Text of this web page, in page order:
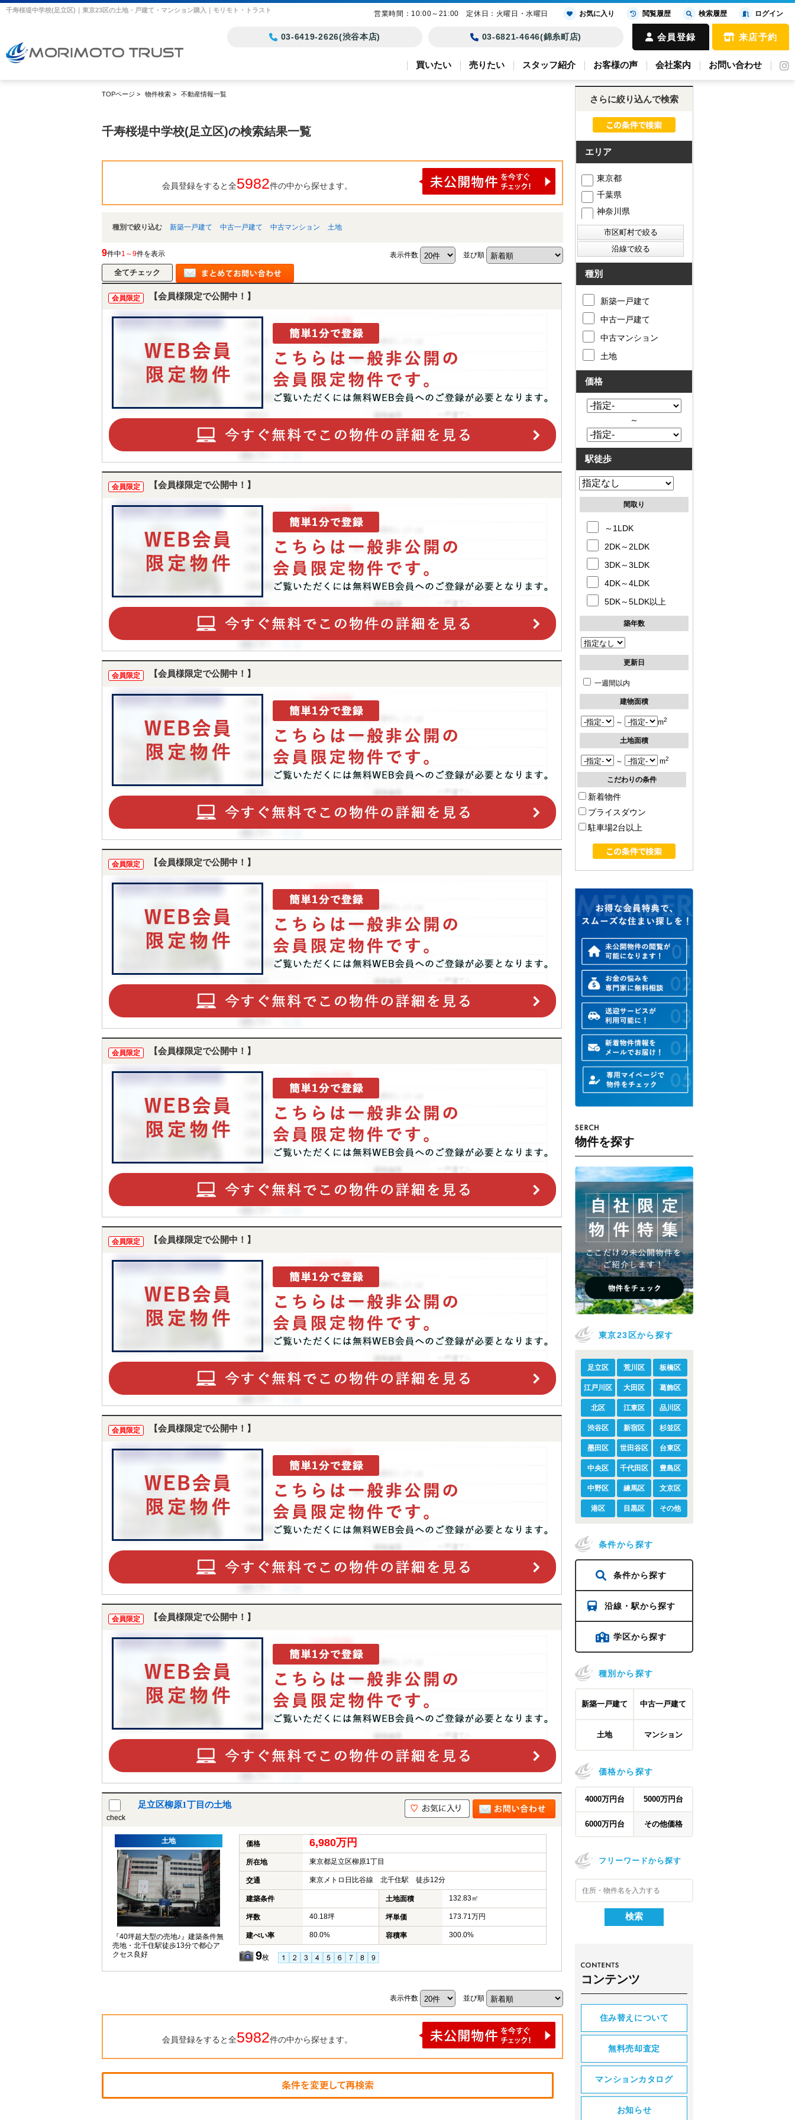
千寿桜堤中学校(足立区)｜東京23区の土地・戸建て・マンション購入｜モリモト・トラスト
03-6419-2626(渋谷本店) 03-6821-4646(錦糸町店) 会員登録 来店予約
買いたい 売りたい スタッフ紹介 お客様の声 会社案内 お問い合わせ
TOPページ > 物件検索 > 不動産情報一覧
千寿桜堤中学校(足立区)の検索結果一覧
会員登録をすると全5982件の中から探せます。
種別で絞り込む 新築一戸建て 中古一戸建て 中古マンション 土地
9件中1～9件を表示 表示件数 並び順
会員限定 【会員様限定で公開中！】
会員限定 【会員様限定で公開中！】
会員限定 【会員様限定で公開中！】
会員限定 【会員様限定で公開中！】
会員限定 【会員様限定で公開中！】
会員限定 【会員様限定で公開中！】
会員限定 【会員様限定で公開中！】
会員限定 【会員様限定で公開中！】
check
足立区柳原1丁目の土地
土地
『40坪超大型の売地♪』建築条件無
売地・北千住駅徒歩13分で都心ア
クセス良好
価格 6,980万円
所在地 東京都足立区柳原1丁目
交通 東京メトロ日比谷線 北千住駅 徒歩12分
建築条件 土地面積 132.83㎡
坪数 40.18坪 坪単価 173.71万円
建ぺい率 80.0% 容積率 300.0%
9枚
表示件数 並び順
会員登録をすると全5982件の中から探せます。
さらに絞り込んで検索
エリア
東京都
千葉県
神奈川県
種別
新築一戸建て
中古一戸建て
中古マンション
土地
価格
～
駅徒歩
間取り
～1LDK
2DK～2LDK
3DK～3LDK
4DK～4LDK
5DK～5LDK以上
築年数
更新日
一週間以内
建物面積
～ m2
土地面積
～ m2
こだわりの条件
新着物件
プライスダウン
駐車場2台以上
物件を探す
東京23区から探す
足立区 荒川区 板橋区
江戸川区 大田区 葛飾区
北区 江東区 品川区
渋谷区 新宿区 杉並区
墨田区 世田谷区 台東区
中央区 千代田区 豊島区
中野区 練馬区 文京区
港区 目黒区 その他
条件から探す
条件から探す
沿線・駅から探す
学区から探す
種別から探す
新築一戸建て 中古一戸建て
土地 マンション
価格から探す
4000万円台 5000万円台
6000万円台 その他価格
フリーワードから探す
コンテンツ
住み替えについて
無料売却査定
マンションカタログ
お知らせ
営業時間：10:00～21:00 定休日：火曜日・水曜日 お気に入り 閲覧履歴 検索履歴 ログイン